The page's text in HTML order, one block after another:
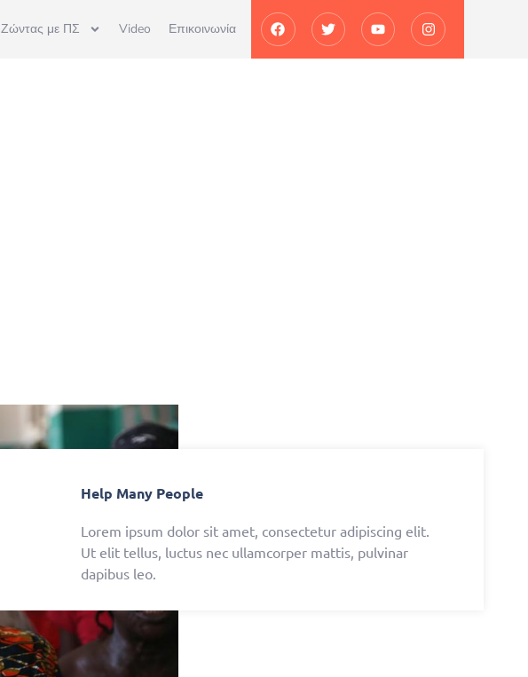
Ζώντας με ΠΣ Video Επικοινωνία
Help Many People
Lorem ipsum dolor sit amet, consectetur adipiscing elit.
Ut elit tellus, luctus nec ullamcorper mattis, pulvinar
dapibus leo.